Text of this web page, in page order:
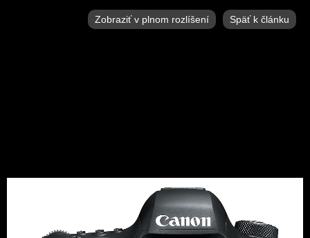
Zobraziť v plnom rozlíšení Späť k článku